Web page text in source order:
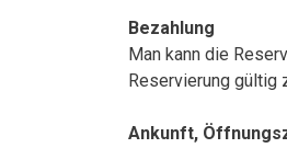
Bezahlung
Man kann die
Reservierung gültig
Ankunft,